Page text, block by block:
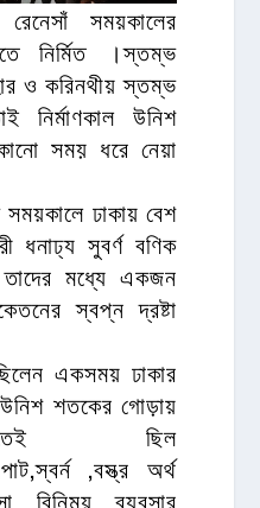
সময়কালের
নির্মিত ।স্তম্ভ
ও করিনথীয় স্তম্ভ
নির্মাণকাল উনিশ
সময় ধরে নেয়া
ঢাকায় বেশ
ধনাঢ্য সুবর্ণ বণিক
মধ্যে একজন
স্বপ্ন দ্রষ্টা
একসময় ঢাকার
শতকের গোড়ায়
ছিল
,বস্ত্র অর্থ
ব্যবসার